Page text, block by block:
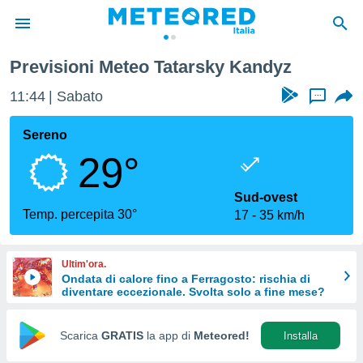
di
per
le
di
Web
Previsioni Meteo Tatarsky Kandyz
11:44 Sabato ...
Sereno
29°
Temp. percepita 30°
Sud-ovest
17
35 km/h
Ultim'ora.
Ondata di calore fino a Ferragosto: rischia di
diventare eccezionale. Svolta solo a fine mese?
Scarica GRATIS la app di Meteored! Installa